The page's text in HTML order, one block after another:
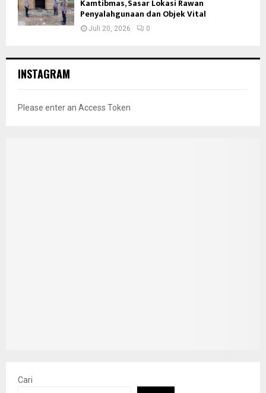
Kamtibmas, Sasar Lokasi Rawan
Penyalahgunaan dan Objek Vital
Juli 20, 2026 0
INSTAGRAM
Please enter an Access Token
Cari